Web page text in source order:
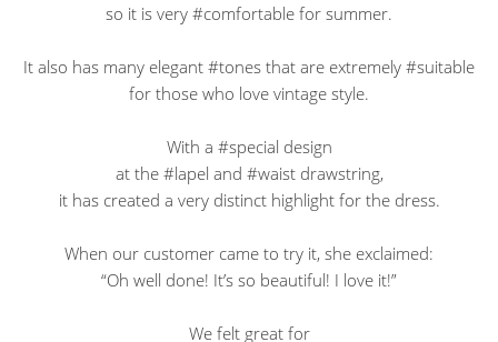
so it is very #comfortable for summer.
It also has many elegant #tones that are extremely #suitable
for those who love vintage style.
With a #special design
at the #lapel and #waist drawstring,
it has created a very distinct highlight for the dress.
When our customer came to try it, she exclaimed:
“Oh well done! It’s so beautiful! I love it!”
We felt great for